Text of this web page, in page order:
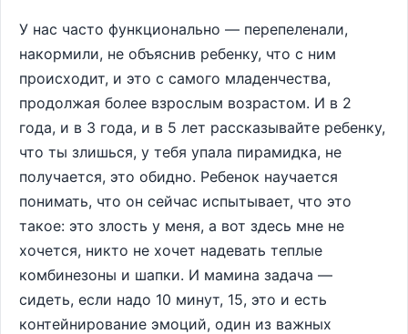
У нас часто функционально — перепеленали,
накормили, не объяснив ребенку, что с ним
происходит, и это с самого младенчества,
продолжая более взрослым возрастом. И в 2
года, и в 3 года, и в 5 лет рассказывайте ребенку,
что ты злишься, у тебя упала пирамидка, не
получается, это обидно. Ребенок научается
понимать, что он сейчас испытывает, что это
такое: это злость у меня, а вот здесь мне не
хочется, никто не хочет надевать теплые
комбинезоны и шапки. И мамина задача —
сидеть, если надо 10 минут, 15, это и есть
контейнирование эмоций, один из важных